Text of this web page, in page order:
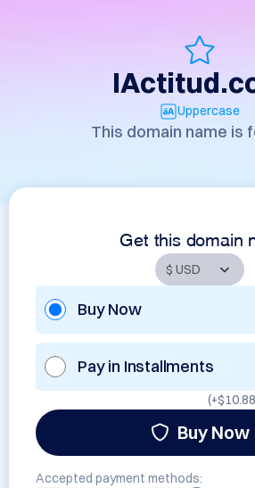
Uppercase
This domain name is
Get this domain
Buy Now
Pay in Installments
(+
Buy Now
Accepted payment methods: